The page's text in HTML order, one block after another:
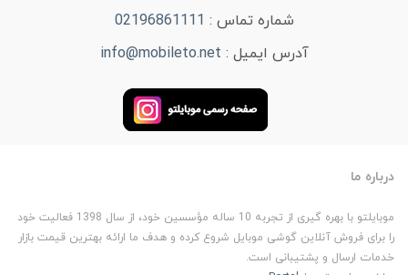
شماره تماس : 02196861111
آدرس ایمیل : info@mobileto.net
درباره ما
موبایلتو با بهره گیری از تجربه 10 ساله مؤسسین خود، از سال 1398 فعالیت خود
را برای فروش آنلاین گوشی موبایل شروع کرده و هدف ما ارائه بهترین قیمت بازار
خدمات ارسال و پشتیبانی است.